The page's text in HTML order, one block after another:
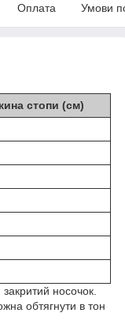
Оплата Умови
стопи (см)
носочок.
обтягнути в тон